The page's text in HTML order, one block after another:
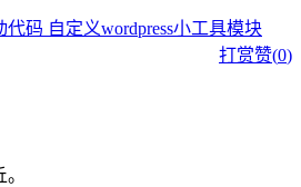
代码 自定义wordpress小工具模块
打赏赞(0)